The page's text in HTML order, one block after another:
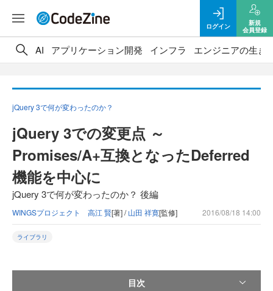
ログイン
新規
会員登録
AI アプリケーション開発 インフラ エンジニアの生き
jQuery 3で何が変わったのか？
jQuery 3での変更点 ～
Promises/A+互換となったDeferred
機能を中心に
jQuery 3で何が変わったのか？ 後編
WINGSプロジェクト 高江 賢[著] /山田 祥寛[監修] 2016/08/18 14:00
ライブラリ
目次